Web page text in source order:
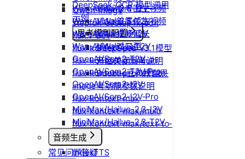
DeepSeek-OCR 模型调用
示例
思考模型配置
DeepSeek V3.1模型
开启关闭思考说明
Doubao豆包模型思
考功能参数说明
Qwen-Image
stepfun-ai/step1x-edit
flux.1-dev
flux-kontext-pro
flux-kontext-pro/multi
flux-kontext-pro/text-to-
image
flux-kontext-max
flux-kontext-max/multi
flux-kontext-max/text-to-
image
Vidu/参考图生视频
Vidu/首尾帧生视频
Vidu/视频延长
Vidu/对口型
Wan-AI/Wan2.5-I2V
Wan-AI/Wan2.5-T2V
Wan-AI/Wan2.6-I2V
Wan-AI/Wan2.6-T2V
OpenAI/Sora2-T2V
OpenAI/Sora2-T2V-Pro
OpenAI/Sora2-I2V
OpenAI/Sora2-I2V-Pro
MiniMax/Hailuo-2.3-I2V
MiniMax/Hailuo-2.3-T2V
音频生成
IndexTTS
常见问题答疑